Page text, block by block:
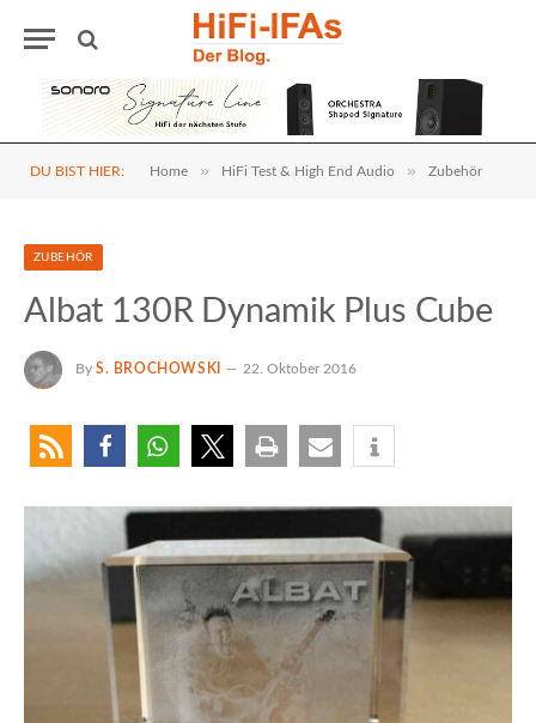
DU BIST HIER: Home » HiFi Test & High End Audio » Zubehör
ZUBEHÖR
Albat 130R Dynamik Plus Cube
By S. BROCHOWSKI 22. Oktober 2016